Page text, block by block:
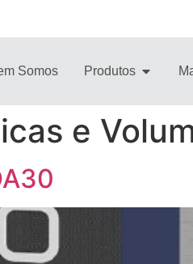
Somos Produtos
e